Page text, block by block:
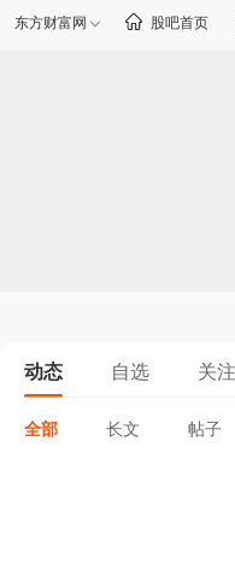
东方财富网 股吧首页
动态 自选 关注
全部 长文 帖子